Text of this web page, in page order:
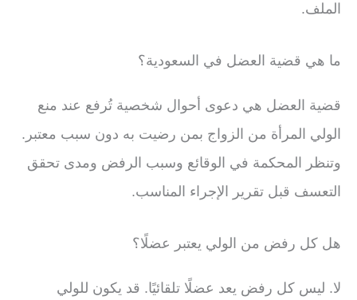
الملف.
ما هي قضية العضل في السعودية؟
قضية العضل هي دعوى أحوال شخصية تُرفع عند منع
الولي المرأة من الزواج بمن رضيت به دون سبب معتبر.
وتنظر المحكمة في الوقائع وسبب الرفض ومدى تحقق
التعسف قبل تقرير الإجراء المناسب.
هل كل رفض من الولي يعتبر عضلًا؟
لا. ليس كل رفض يعد عضلًا تلقائيًا. قد يكون للولي